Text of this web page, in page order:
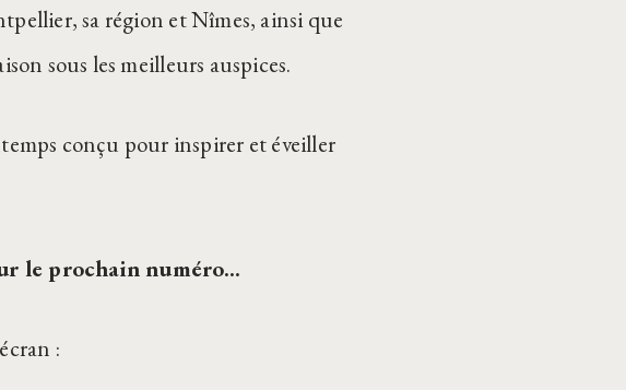
sa région et Nîmes, ainsi que
sous les meilleurs auspices.
conçu pour inspirer et éveiller
le prochain numéro…
: